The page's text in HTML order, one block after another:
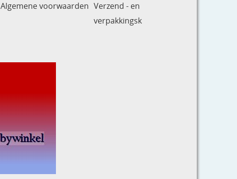
Algemene voorwaarden Verzend - en
verpakkingsk